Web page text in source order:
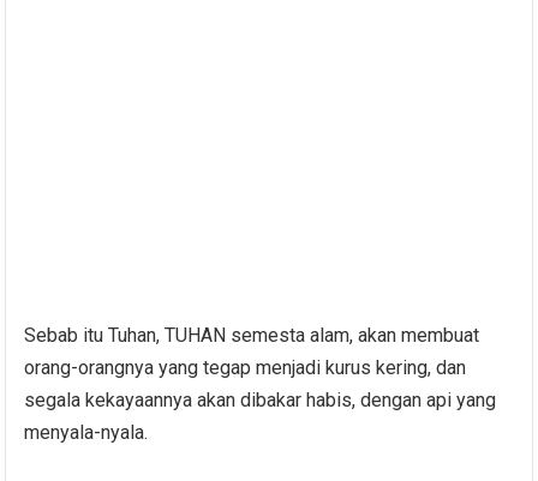
Sebab itu Tuhan, TUHAN semesta alam, akan membuat
orang-orangnya yang tegap menjadi kurus kering, dan
segala kekayaannya akan dibakar habis, dengan api yang
menyala-nyala.